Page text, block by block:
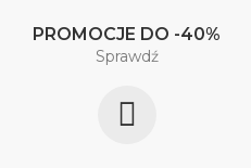
PROMOCJE DO -40%
Sprawdź